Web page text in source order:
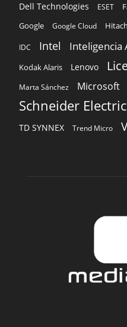
Dell Technologies ESET
Google Google Cloud
IDC Intel Inteligencia
Kodak Alaris Lenovo
Marta Sánchez Microsoft
Schneider Electric
TD SYNNEX Trend Micro